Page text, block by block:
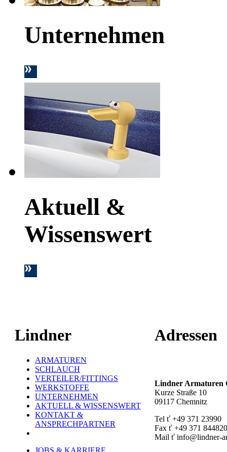
Unternehmen
Aktuell &
Wissenswert
Lindner
ARMATUREN
SCHLAUCH
VERTEILER/FITTINGS
WERKSTOFFE
UNTERNEHMEN
AKTUELL & WISSENSWERT
KONTAKT &
ANSPRECHPARTNER
JOBS & KARRIERE
Adressen
Lindner Armaturen
Kurze Straße 10
09117 Chemnitz
Tel ť +49 371 23990
Fax ť +49 371
Mail ť info@lindner-